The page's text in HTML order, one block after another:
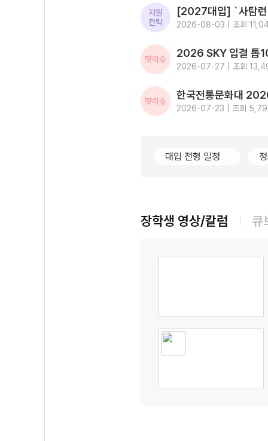
지원
전략
2026-08-03 | 조회
핫이슈
2026-07-27 | 조회
핫이슈
2026-07-23 | 조회
대입 전형 일정
장학생 영상/칼럼 큐